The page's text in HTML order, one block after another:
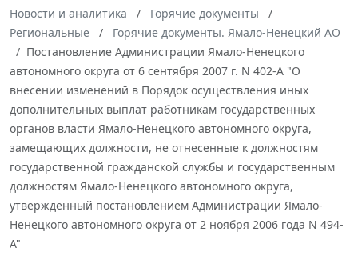
Новости и аналитика
Горячие документы
Региональные
Горячие документы. Ямало-Ненецкий АО
Постановление Администрации Ямало-Ненецкого
автономного округа от 6 сентября 2007 г. N 402-А "О
внесении изменений в Порядок осуществления иных
дополнительных выплат работникам государственных
органов власти Ямало-Ненецкого автономного округа,
замещающих должности, не отнесенные к должностям
государственной гражданской службы и государственным
должностям Ямало-Ненецкого автономного округа,
утвержденный постановлением Администрации Ямало-
Ненецкого автономного округа от 2 ноября 2006 года N 494-
А"